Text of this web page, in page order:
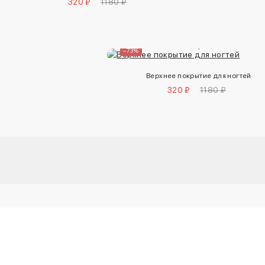
–73%
Верхнее покрытие для ногтей
320 ₽ 1180 ₽